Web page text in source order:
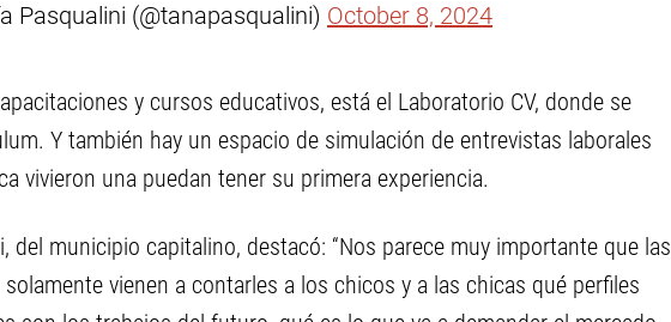
Pasqualini (@tanapasqualini) October 8, 2024
y cursos educativos, está el Laboratorio CV, donde se
Y también hay un espacio de simulación de entrevistas laborales
vivieron una puedan tener su primera experiencia.
del municipio capitalino, destacó: “Nos parece muy importante que las
vienen a contarles a los chicos y a las chicas qué perfiles